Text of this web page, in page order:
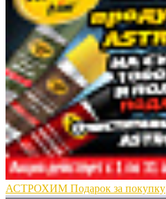
АСТРОХИМ Подарок за покупку